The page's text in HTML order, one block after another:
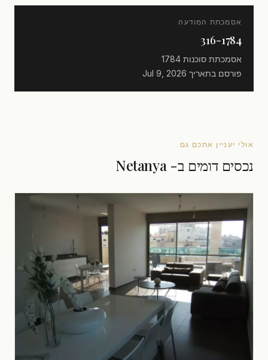
אסמכתת המודעה
316-1784
אסמכתת סוכנות
פורסם בתאריך
אולי יעניין אתכם גם
נכסים דומים ב- Netanya